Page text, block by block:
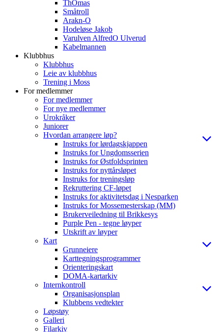
ThOmas
Småtroll
Arakn-O
Hodeløse Jakob
Varulven AlfredO Ulverud
Kabelmannen
Klubbhus
Klubbhus
Leie av klubbhus
Trening i Moss
For medlemmer
For medlemmer
For nye medlemmer
Urokråker
Juniorer
Hvordan arrangere løp?
Instruks for lørdagskjappen
Instruks for Ungdomsserien
Instruks for Østfoldsprinten
Instruks for nyttårsløpet
Instruks for treningsløp
Rekruttering CF-løpet
Instruks for aktivitetsdag i Nesparken
Instruks for Mossemesterskap (MM)
Brukerveiledning til Brikkesys
Purple Pen - tegne løyper
Utskrift av løyper
Kart
Grunneiere
Karttegningsprogrammer
Orienteringskart
DOMA-kartarkiv
Internkontroll
Organisasjonsplan
Klubbens vedtekter
Løpstøy
Galleri
Filarkiv